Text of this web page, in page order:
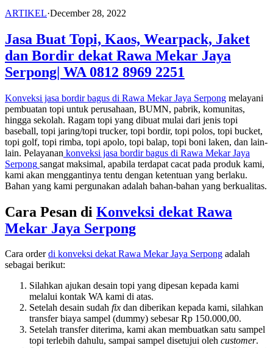
ARTIKEL·December 28, 2022
Jasa Buat Topi, Kaos, Wearpack, Jaket
dan Bordir dekat Rawa Mekar Jaya
Serpong| WA 0812 8969 2251
Konveksi jasa bordir bagus di Rawa Mekar Jaya Serpong melayani
pembuatan topi untuk perusahaan, BUMN, pabrik, komunitas,
hingga sekolah. Ragam topi yang dibuat mulai dari jenis topi
baseball, topi jaring/topi trucker, topi bordir, topi polos, topi bucket,
topi golf, topi rimba, topi apolo, topi balap, topi boni laken, dan lain-
lain. Pelayanan konveksi jasa bordir bagus di Rawa Mekar Jaya
Serpong sangat maksimal, apabila terdapat cacat pada produk kami,
kami akan menggantinya tentu dengan ketentuan yang berlaku.
Bahan yang kami pergunakan adalah bahan-bahan yang berkualitas.
Cara Pesan di Konveksi dekat Rawa
Mekar Jaya Serpong
Cara orderdi konveksi dekatRawa Mekar Jaya Serpong adalah
sebagai berikut:
Silahkan ajukan desain topi yang dipesan kepada kami
melalui kontak WA kami di atas.
Setelah desain sudah fix dan diberikan kepada kami, silahkan
transfer biaya sampel (dummy) sebesar Rp 150.000,00.
Setelah transfer diterima, kami akan membuatkan satu sampel
topi terlebih dahulu, sampai sampel disetujui oleh customer.